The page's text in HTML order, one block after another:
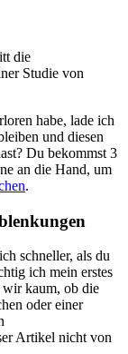
die
Studie von
habe, lade ich
und diesen
Du bekommst 3
an die Hand, um
.
schneller, als du
ich mein erstes
wir kaum, ob die
oder einer
Artikel nicht von